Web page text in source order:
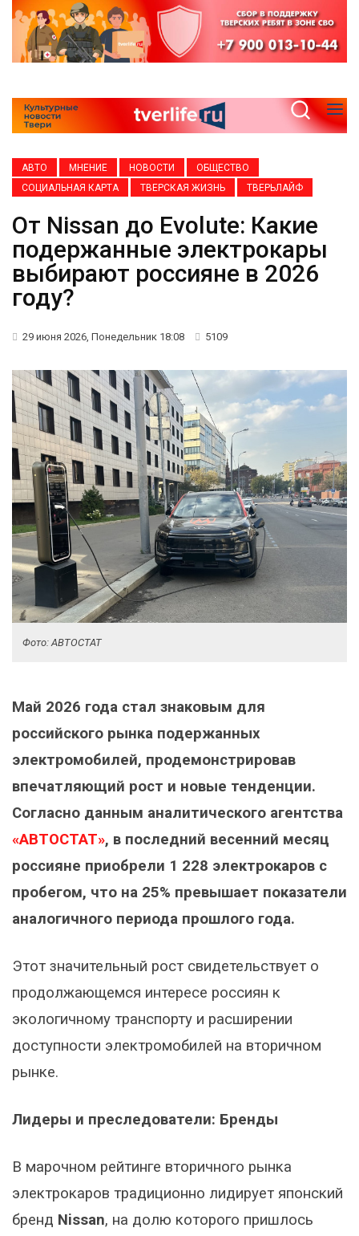
АВТО МНЕНИЕ НОВОСТИ
ОБЩЕСТВО
СОЦИАЛЬНАЯ КАРТА
ТВЕРСКАЯ ЖИЗНЬ ТВЕРЬЛАЙФ
От Nissan до Evolute: Какие
подержанные электрокары
выбирают россияне в 2026
году?
29 июня 2026, Понедельник 18:08 5109
Фото: АВТОСТАТ
Май 2026 года стал знаковым для
российского рынка подержанных
электромобилей, продемонстрировав
впечатляющий рост и новые тенденции.
Согласно данным аналитического агентства
«АВТОСТАТ», в последний весенний месяц
россияне приобрели 1 228 электрокаров с
пробегом, что на 25% превышает показатели
аналогичного периода прошлого года.
Этот значительный рост свидетельствует о
продолжающемся интересе россиян к
экологичному транспорту и расширении
доступности электромобилей на вторичном
рынке.
Лидеры и преследователи: Бренды
В марочном рейтинге вторичного рынка
электрокаров традиционно лидирует японский
бренд Nissan, на долю которого пришлось